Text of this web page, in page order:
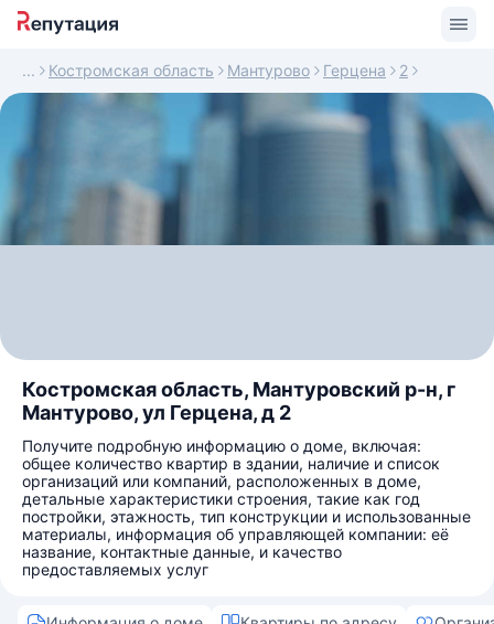
Костромская область Мантурово Герцена 2
Костромская область, Мантуровский р-н, г
Мантурово, ул Герцена, д 2
Получите подробную информацию о доме, включая:
общее количество квартир в здании, наличие и список
организаций или компаний, расположенных в доме,
детальные характеристики строения, такие как год
постройки, этажность, тип конструкции и использованные
материалы, информация об управляющей компании: её
название, контактные данные, и качество
предоставляемых услуг